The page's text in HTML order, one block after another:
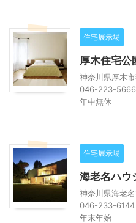
住宅展示場
厚木住宅公
神奈川県厚木
046-223-5666
年中無休
住宅展示場
海老名ハウ
神奈川県海老
046-233-6144
年末年始